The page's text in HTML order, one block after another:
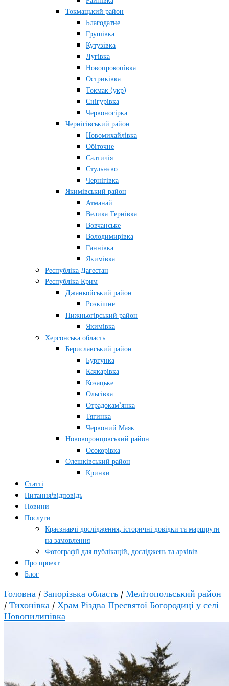
Токмацький район
Благодатне
Грушівка
Кутузівка
Лугівка
Новопрокопівка
Остриківка
Токмак (укр)
Снігурівка
Червоногірка
Чернігівський район
Новомихайлівка
Обіточне
Салтичія
Стульнєво
Чернігівка
Якимівський район
Атманай
Велика Тернівка
Вовчанське
Володимирівка
Ганнівка
Якимівка
Республіка Дагестан
Республіка Крим
Джанкойський район
Розкішне
Нижньогірський район
Якимівка
Херсонська область
Бериславський район
Бургунка
Качкарівка
Козацьке
Ольгівка
Отрадокам’янка
Тягинка
Червоний Маяк
Нововоронцовський район
Осокорівка
Олешківський район
Кринки
Статті
Питання/відповідь
Новини
Послуги
Краєзнавчі дослідження, історичні довідки та маршрути
на замовлення
Фотографії для публікацій, досліджень та архівів
Про проект
Блог
Головна / Запорізька область / Мелітопольський район
/ Тихонівка / Храм Різдва Пресвятої Богородиці у селі
Новопилипівка